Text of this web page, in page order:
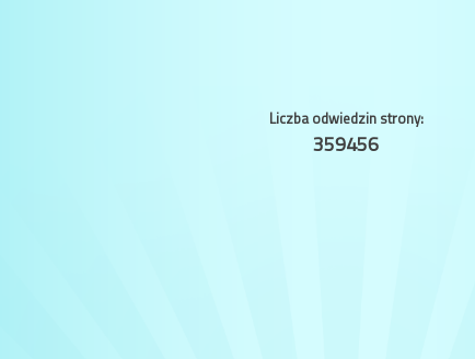
Liczba odwiedzin strony:
359456